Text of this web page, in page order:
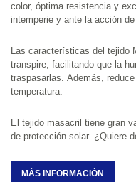
color, óptima resistencia y excepcional comportamiento en la
Las características del tejido
transpire, facilitando que la
traspasarlas. Además, reduce la
temperatura.
El tejido masacril tiene gran
de protección solar. ¿Quiere
MÁS INFORMACIÓN